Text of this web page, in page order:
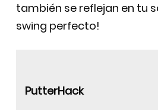
también se reflejan en tu
swing perfecto!
PutterHack